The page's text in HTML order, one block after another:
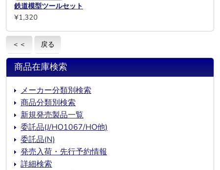
鉄道模型ツールセット
¥1,320
＜＜ 戻る
商品在庫検索
メーカー分類別検索
商品分類別検索
新規発売製品一覧
委託品(J/HO1067/HO他)
委託品(N)
発売入荷・先行予約情報
詳細検索